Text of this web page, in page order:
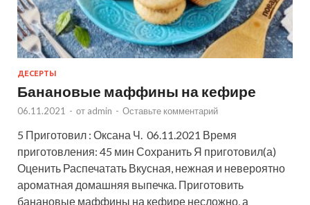
ДЕСЕРТЫ
Банановые маффины на кефире
06.11.2021 - от admin - Оставьте комментарий
5 Приготовил : Оксана Ч. 06.11.2021 Время
приготовления: 45 мин Сохранить Я приготовил(а)
Оценить Распечатать Вкусная, нежная и невероятно
ароматная домашняя выпечка. Приготовить
банановые маффины на кефире несложно, а